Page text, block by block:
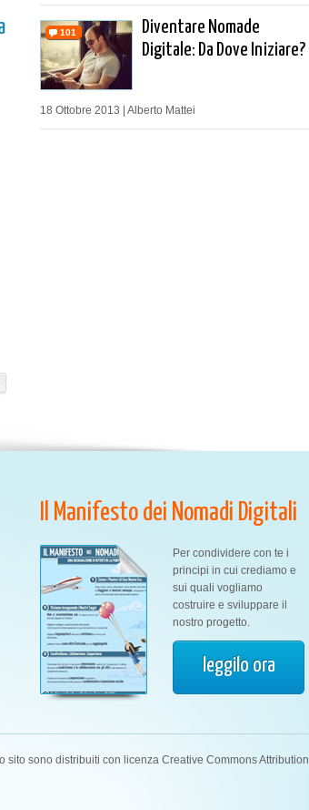
101
Diventare Nomade
Digitale: Da Dove Iniziare?
18 Ottobre 2013 | Alberto Mattei
Il Manifesto dei Nomadi Digitali
Per condividere con te i
principi in cui crediamo e
sui quali vogliamo
costruire e sviluppare il
nostro progetto.
leggilo ora
sono distribuiti con licenza Creative Commons Attribution